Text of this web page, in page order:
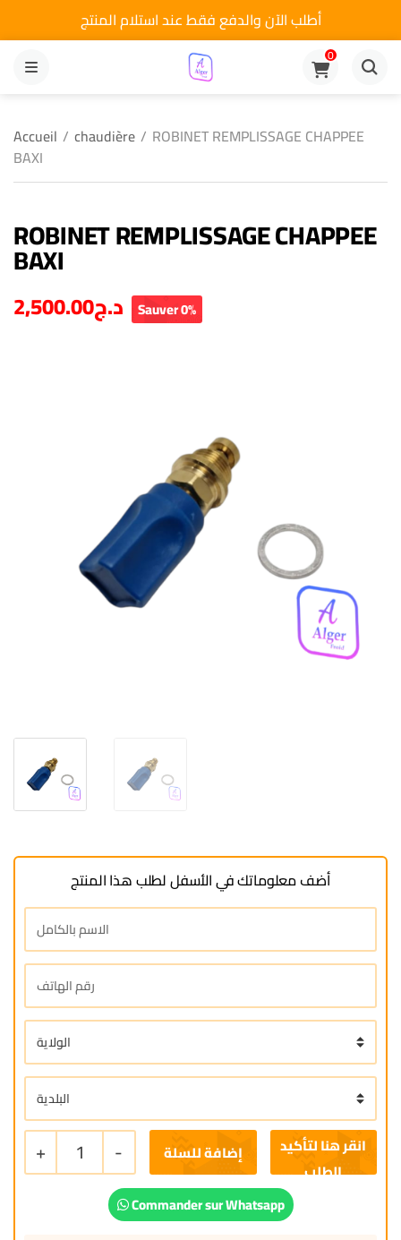
أطلب الآن والدفع فقط عند استلام المنتج
MENU
0
Accueil / chaudière / ROBINET REMPLISSAGE CHAPPEE
BAXI
ROBINET REMPLISSAGE CHAPPEE
BAXI
د.ج2,500.00 Sauver 0%
أضف معلوماتك في الأسفل لطلب هذا المنتج
+ 1 - إضافة للسلة
Commander sur Whatsapp